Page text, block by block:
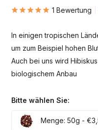
1 Bewertung
In einigen tropischen
um zum Beispiel hohen
Auch bei uns wird
biologischem Anbau
Bitte wählen Sie:
Menge: 50g -